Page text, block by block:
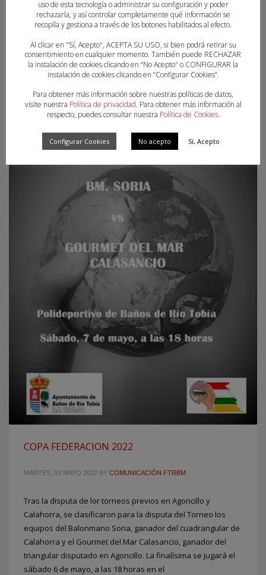
esta web, apartado SELECCIONES. El resto de selecciones
disponen todavía de convocatorias abiertas,
PUBLISHED IN UNCATEGORIZED
COPA FEDERACION 2022
MARTES, 03 MAYO 2022 BY COMUNICACIÓN FTRBM
Tras la disputa de lor torneos previos en Agoncillo y
Calahorra, se clasificaron para la disputa del Torneo los
equipos del Balonmano Soria, ganador del cuadrangular de
Calahorra y el Gourmet del Mar Calasancio, ganador del
triangular disputado en Agoncillo. La finalísima se jugará el
sábado 6 de mayo, a las 18 horas en el
uso de esta tecnología o administrar su configuración y poder
rechazarla, y así controlar completamente qué información se
recopila y gestiona a través de los botones habilitados al efecto.
Al clicar en "Sí, Acepto", ACEPTA SU USO, si bien podrá retirar su
consentimiento en cualquier momento. También puede RECHAZAR
la instalación de cookies clicando en “No Acepto" o CONFIGURAR la
instalación de cookies clicando en “Configurar Cookies”.
Para obtener más información sobre nuestras políticas de datos,
visite nuestra Política de privacidad. Para obtener más información al
respecto, puedes consultar nuestra Política de Cookies.
Configurar Cookies No acepto Sí, Acepto